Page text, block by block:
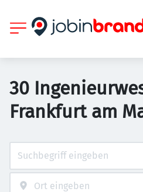
30
Frankfurt am